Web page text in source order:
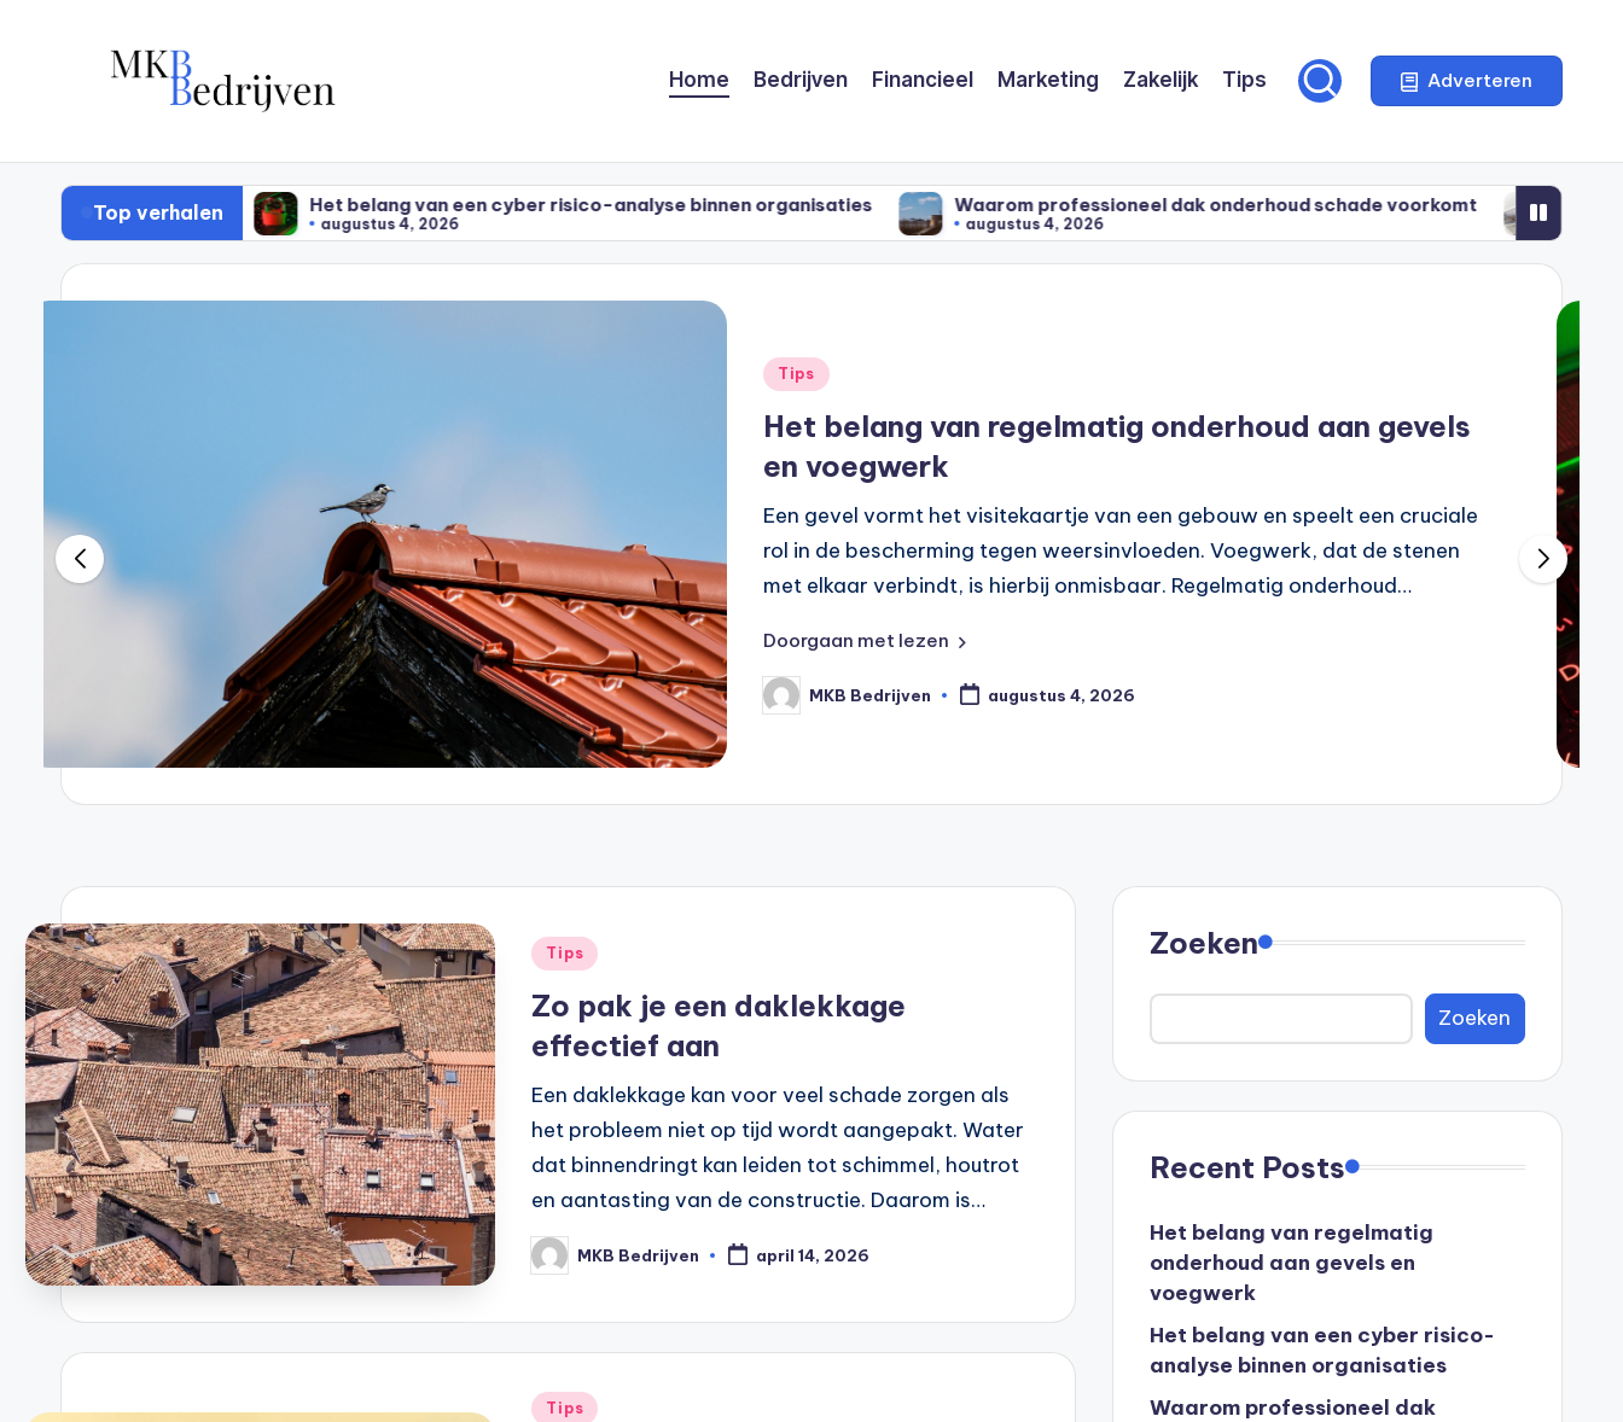
inhoud
Home Bedrijven Financieel Marketing Zakelijk Tips Adverteren
Top verhalen
Het belang van een cyber risico-analyse binnen organisaties
augustus 4, 2026
Waarom professioneel dak onderhoud schade voorkomt Essentiële tips voor het
Tips
Het belang van regelmatig onderhoud aan gevels
en voegwerk
Een gevel vormt het visitekaartje van een gebouw en speelt een cruciale
rol in de bescherming tegen weersinvloeden. Voegwerk, dat de stenen
met elkaar verbindt, is hierbij onmisbaar. Regelmatig onderhoud…
Doorgaan met lezen
MKB Bedrijven augustus 4, 2026
Tips
Zo pak je een daklekkage
effectief aan
Een daklekkage kan voor veel schade zorgen als
het probleem niet op tijd wordt aangepakt. Water
dat binnendringt kan leiden tot schimmel, houtrot
en aantasting van de constructie. Daarom is…
MKB Bedrijven april 14, 2026
Tips
Zoeken
Zoeken
Recent Posts
Het belang van regelmatig
onderhoud aan gevels en
voegwerk
Het belang van een cyber risico-
analyse binnen organisaties
Waarom professioneel dak